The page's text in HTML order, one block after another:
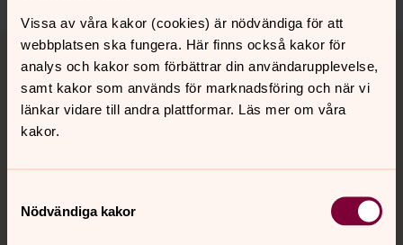
Vissa av våra kakor (cookies) är nödvändiga för att
webbplatsen ska fungera. Här finns också kakor för
analys och kakor som förbättrar din användarupplevelse,
samt kakor som används för marknadsföring och när vi
länkar vidare till andra plattformar. Läs mer om våra
kakor.
Nödvändiga kakor
Tillbaka till toppen
Tillbaka till innehållet
Kontakt